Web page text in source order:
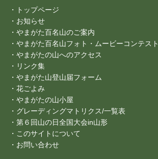
・トップページ
・お知らせ
・やまがた百名山のご案内
・やまがた百名山フォト・ムービーコンテスト
・やまがたの山へのアクセス
・リンク集
・やまがた山登山届フォーム
・花ごよみ
・やまがたの山小屋
・グレーディングマトリクス/一覧表
・第６回山の日全国大会in山形
・このサイトについて
・お問い合わせ